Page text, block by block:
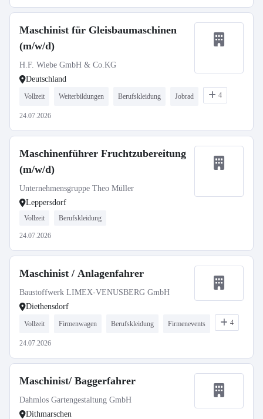
Maschinist für Gleisbaumaschinen
(m/w/d)
H.F. Wiebe GmbH & Co.KG
Deutschland
Vollzeit Weiterbildungen Berufskleidung Jobrad 4
24.07.2026
Maschinenführer Fruchtzubereitung
(m/w/d)
Unternehmensgruppe Theo Müller
Leppersdorf
Vollzeit Berufskleidung
24.07.2026
Maschinist / Anlagenfahrer
Baustoffwerk LIMEX-VENUSBERG GmbH
Diethensdorf
Vollzeit Firmenwagen Berufskleidung Firmenevents 4
24.07.2026
Maschinist/ Baggerfahrer
Dahmlos Gartengestaltung GmbH
Dithmarschen